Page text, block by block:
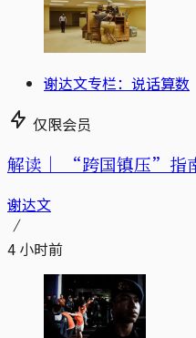
谢达文专栏：说话算数
仅限会员
解读｜ “跨国镇压”指
谢达文
4 小时前